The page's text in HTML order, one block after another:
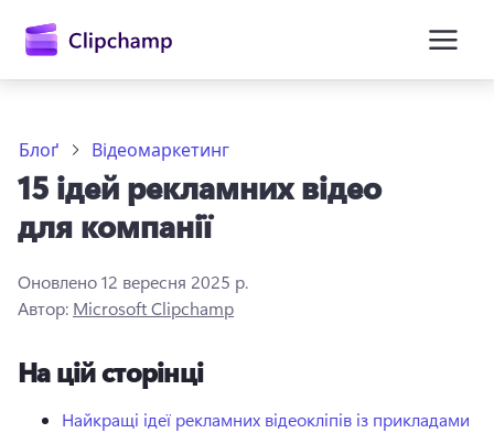
вмісту
Спробувати безкоштовно
Блоґ Відеомаркетинг
15 ідей рекламних відео
для компанії
Оновлено12 вересня 2025 р.
Автор: Microsoft Clipchamp
На цій сторінці
Найкращі ідеї рекламних відеокліпів із прикладами